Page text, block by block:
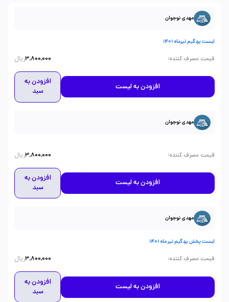
مهدی نوجوان
لیست بردگیم تیرماه 1401
قیمت مصرف کننده:
3,800,000ریال
افزودن به لیست
افزودن به
سبد
مهدی نوجوان
قیمت مصرف کننده:
3,800,000ریال
افزودن به لیست
افزودن به
سبد
مهدی نوجوان
لیست پخش بردگیم تیر ماه 1401
قیمت مصرف کننده:
3,800,000ریال
افزودن به لیست
افزودن به
سبد